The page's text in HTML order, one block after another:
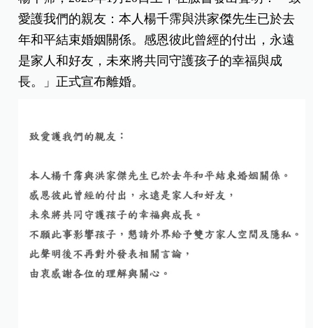
愛護我們的親友：本人楊千霈與洪家傑先生已於去
年和平結束婚姻關係。感恩彼此曾經的付出，永遠
是家人和好友，未來將共同守護孩子的幸福與成
長。」正式宣布離婚。